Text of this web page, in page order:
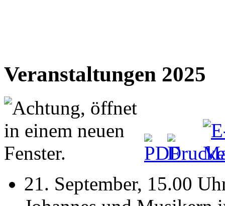
Veranstaltungen 2025
21. September, 15.00